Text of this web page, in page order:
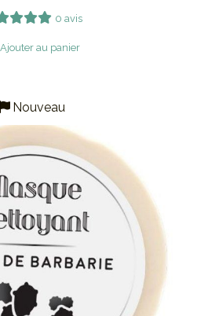
0 avis
Ajouter au panier
Nouveau